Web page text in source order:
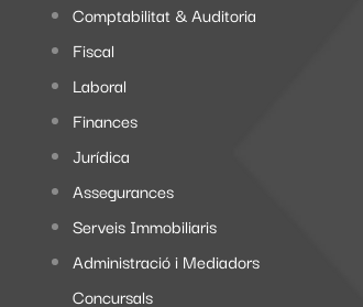
Comptabilitat & Auditoria
Fiscal
Laboral
Finances
Jurídica
Assegurances
Serveis Immobiliaris
Administració i Mediadors
Concursals